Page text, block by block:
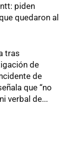
piden
quedaron al
tras
de
de
que “no
verbal de...